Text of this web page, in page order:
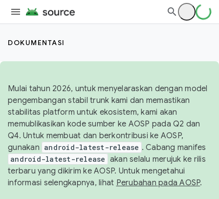
DOKUMENTASI
Mulai tahun 2026, untuk menyelaraskan dengan model
pengembangan stabil trunk kami dan memastikan
stabilitas platform untuk ekosistem, kami akan
memublikasikan kode sumber ke AOSP pada Q2 dan
Q4. Untuk membuat dan berkontribusi ke AOSP,
gunakan android-latest-release . Cabang manifes
android-latest-release akan selalu merujuk ke rilis
terbaru yang dikirim ke AOSP. Untuk mengetahui
informasi selengkapnya, lihat Perubahan pada AOSP.